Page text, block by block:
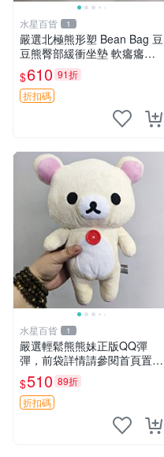
水星百貨 1
嚴選北極熊形塑 Bean Bag 豆
豆熊臀部緩衝坐墊 軟癟癟舒
壓設計 保暖又實用 適合久坐
放松 推薦居家使用 RUSS系
列 豆豆熊屁屁坐墊 3D顆粒結
$610 91折
折扣碼
水星百貨 1
嚴選輕鬆熊熊妹正版QQ彈
彈，前袋詳情請參閱首頁置頂
說明適合收藏 QQ彈彈 正版
熊熊妹
$510 89折
折扣碼